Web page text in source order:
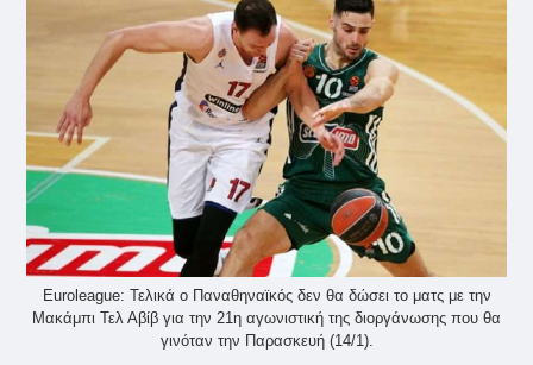
Euroleague: Τελικά ο Παναθηναϊκός δεν θα δώσει το ματς με την
Μακάμπι Τελ Αβίβ για την 21η αγωνιστική της διοργάνωσης που θα
γινόταν την Παρασκευή (14/1).